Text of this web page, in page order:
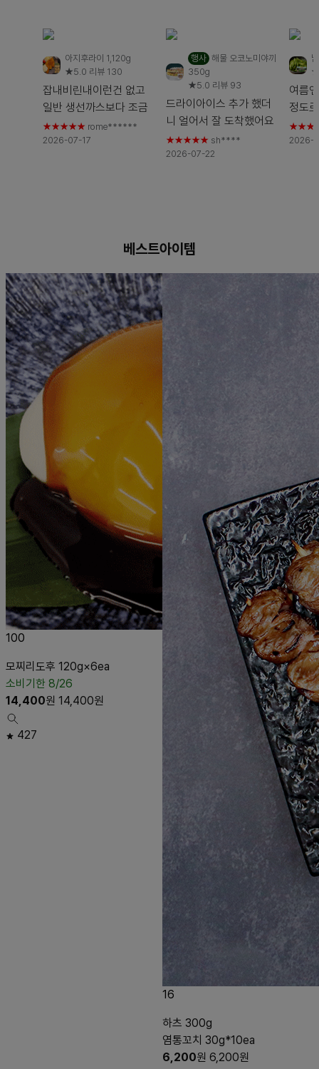
아지후라이 1,120g
★5.0 리뷰 130
잡내비린내이런건 없고
일반 생선까스보다 조금
진한맛입니다 2026-
07-16 에 등록된 스마트
★★★★★ rome******
2026-07-17
행사 해물 오코노미야끼
350g
★5.0 리뷰 93
드라이아이스 추가 했더
니 얼어서 잘 도착했어요
2026-07-21 에 등록된
스마트스토어 구매평
★★★★★ sh****
2026-07-22
여름
정도
하는
자카
2026-
베스트아이템
100
모찌리도후 120g×6ea
소비기한 8/26
14,400원 14,400원
427
16
하츠 300g
염통꼬치 30g*10ea
6,200원 6,200원